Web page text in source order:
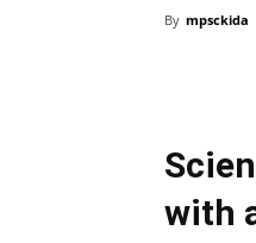
By mpsckida
with